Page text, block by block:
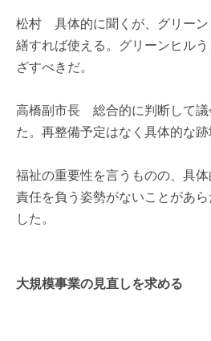
松村 具体的に聞くが、グリーン
繕すれば使える。グリーンヒル
ざすべきだ。
高橋副市長 総合的に判断して議
た。再整備予定はなく具体的な跡
福祉の重要性を言うものの、具
責任を負う姿勢がないことがあ
した。
大規模事業の見直しを求める